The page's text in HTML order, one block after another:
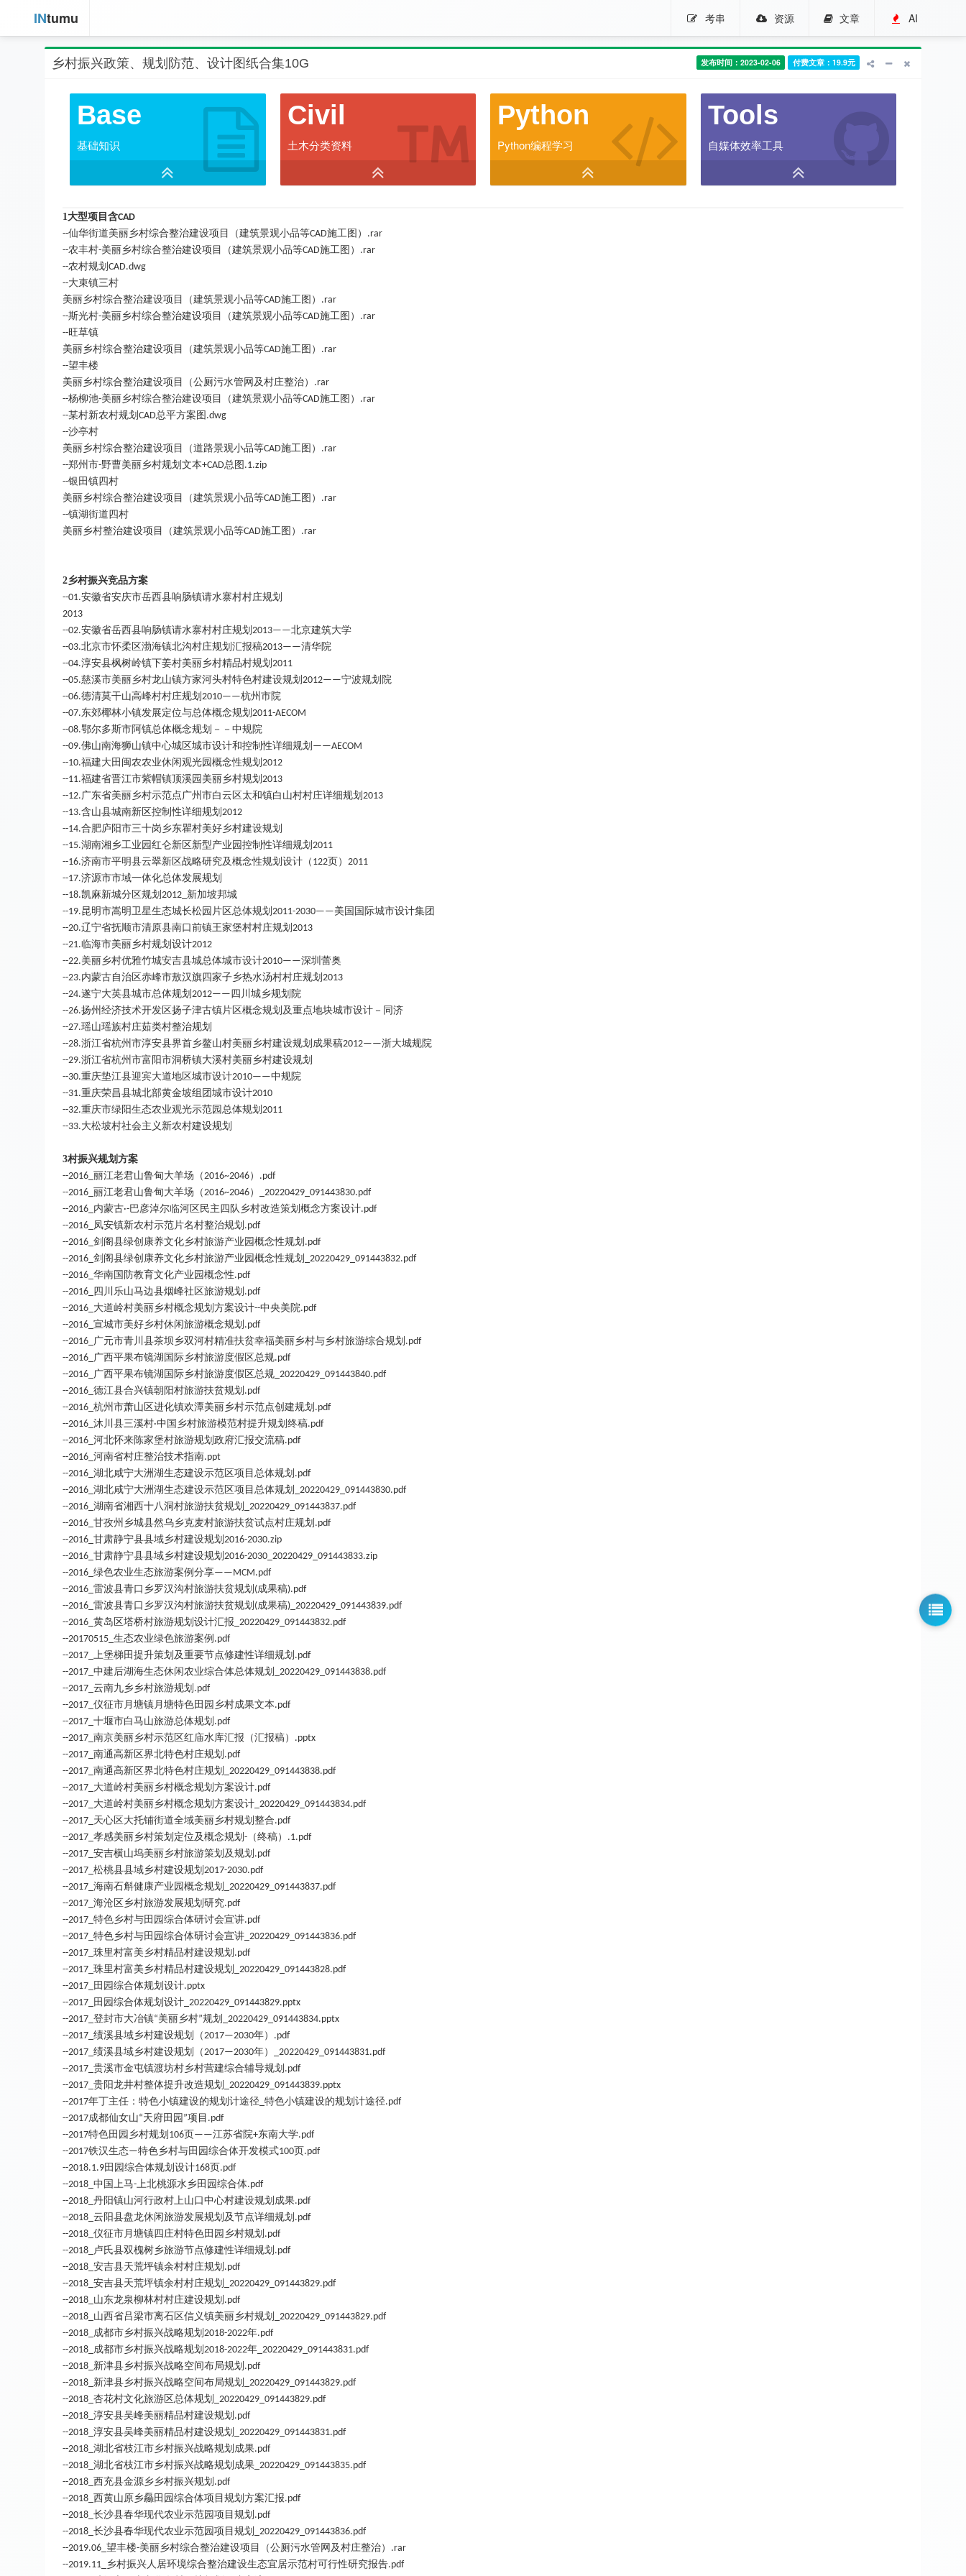
INtumu 考串 资源 文章 AI
乡村振兴政策、规划防范、设计图纸合集10G 发布时间：2023-02-06 付费文章：19.9元
Base
基础知识
Civil
土木分类资料
Python
Python编程学习
Tools
自媒体效率工具
1大型项目含CAD
--仙华街道美丽乡村综合整治建设项目（建筑景观小品等CAD施工图） .rar
--农丰村-美丽乡村综合整治建设项目（建筑景观小品等CAD施工图） .rar
--农村规划 CAD.dwg
--大束镇三村
美丽乡村综合整治建设项目（建筑景观小品等CAD施工图） .rar
--斯光村-美丽乡村综合整治建设项目（建筑景观小品等CAD施工图） .rar
--旺草镇
美丽乡村综合整治建设项目（建筑景观小品等CAD施工图） .rar
--望丰楼
美丽乡村综合整治建设项目（公厕污水管网及村庄整治） .rar
--杨柳池-美丽乡村综合整治建设项目（建筑景观小品等CAD施工图） .rar
--某村新农村规划 CAD总平方案图 .dwg
--沙亭村
美丽乡村综合整治建设项目（道路景观小品等CAD施工图） .rar
--郑州市-野曹美丽乡村规划文本+CAD总图 .1.zip
--银田镇四村
美丽乡村综合整治建设项目（建筑景观小品等CAD施工图） .rar
--镇湖街道四村
美丽乡村整治建设项目（建筑景观小品等CAD施工图） .rar
2乡村振兴竞品方案
--01.安徽省安庆市岳西县响肠镇请水寨村村庄规划
2013
--02.安徽省岳西县响肠镇请水寨村村庄规划 2013——北京建筑大学
--03.北京市怀柔区渤海镇北沟村庄规划汇报稿2013——清华院
--04.淳安县枫树岭镇下姜村美丽乡村精品村规划 2011
--05.慈溪市美丽乡村龙山镇方家河头村特色村建设规划 2012——宁波规划院
--06.德清莫干山高峰村村庄规划 2010——杭州市院
--07.东郊椰林小镇发展定位与总体概念规划 2011-AECOM
--08.鄂尔多斯市阿镇总体概念规划－－中规院
--09.佛山南海狮山镇中心城区城市设计和控制性详细规划 ——AECOM
--10.福建大田闽农农业休闲观光园概念性规划 2012
--11.福建省晋江市紫帽镇顶溪园美丽乡村规划 2013
--12.广东省美丽乡村示范点广州市白云区太和镇白山村村庄详细规划 2013
--13.含山县城南新区控制性详细规划 2012
--14.合肥庐阳市三十岗乡东瞿村美好乡村建设规划
--15.湖南湘乡工业园红仑新区新型产业园控制性详细规划 2011
--16.济南市平明县云翠新区战略研究及概念性规划设计（ 122页） 2011
--17.济源市市域一体化总体发展规划
--18.凯麻新城分区规划 2012_ 新加坡邦城
--19.昆明市嵩明卫星生态城长松园片区总体规划 2011-2030——美国国际城市设计集团
--20.辽宁省抚顺市清原县南口前镇王家堡村村庄规划 2013
--21.临海市美丽乡村规划设计2012
--22.美丽乡村优雅竹城安吉县城总体城市设计2010——深圳蕾奥
--23.内蒙古自治区赤峰市敖汉旗四家子乡热水汤村村庄规划 2013
--24.遂宁大英县城市总体规划 2012—— 四川城乡规划院
--26.扬州经济技术开发区扬子津古镇片区概念规划及重点地块城市设计－同济
--27.瑶山瑶族村庄茹类村整治规划
--28.浙江省杭州市淳安县界首乡鳌山村美丽乡村建设规划成果稿2012——浙大城规院
--29.浙江省杭州市富阳市洞桥镇大溪村美丽乡村建设规划
--30.重庆垫江县迎宾大道地区城市设计2010——中规院
--31.重庆荣昌县城北部黄金坡组团城市设计2010
--32.重庆市绿阳生态农业观光示范园总体规划 2011
--33.大松坡村社会主义新农村建设规划
3村振兴规划方案
--2016_ 丽江老君山鲁甸大羊场（2016~2046） .pdf
--2016_ 丽江老君山鲁甸大羊场（2016~2046）
_20220429_091443830.pdf
--2016_ 内蒙古·-巴彦淖尔临河区民主四队乡村改造策划概念方案设计.pdf
--2016_ 凤安镇新农村示范片名村整治规划 .pdf
--2016_ 剑阁县绿创康养文化乡村旅游产业园概念性规划 .pdf
--2016_ 剑阁县绿创康养文化乡村旅游产业园概念性规划
_20220429_091443832.pdf
--2016_ 华南国防教育文化产业园概念性.pdf
--2016_ 四川乐山马边县烟峰社区旅游规划 .pdf
--2016_ 大道岭村美丽乡村概念规划方案设计--中央美院.pdf
--2016_ 宣城市美好乡村休闲旅游概念规划 .pdf
--2016_ 广元市青川县茶坝乡双河村精准扶贫幸福美丽乡村与乡村旅游综合规划 .pdf
--2016_ 广西平果布镜湖国际乡村旅游度假区总规.pdf
--2016_ 广西平果布镜湖国际乡村旅游度假区总规 _20220429_091443840.pdf
--2016_ 德江县合兴镇朝阳村旅游扶贫规划 .pdf
--2016_ 杭州市萧山区进化镇欢潭美丽乡村示范点创建规划 .pdf
--2016_ 沐川县三溪村·中国乡村旅游模范村提升规划终稿.pdf
--2016_ 河北怀来陈家堡村旅游规划政府汇报交流稿.pdf
--2016_ 河南省村庄整治技术指南.ppt
--2016_ 湖北咸宁大洲湖生态建设示范区项目总体规划 .pdf
--2016_ 湖北咸宁大洲湖生态建设示范区项目总体规划
_20220429_091443830.pdf
--2016_ 湖南省湘西十八洞村旅游扶贫规划
_20220429_091443837.pdf
--2016_ 甘孜州乡城县然乌乡克麦村旅游扶贫试点村庄规划 .pdf
--2016_ 甘肃静宁县县域乡村建设规划 2016-2030.zip
--2016_ 甘肃静宁县县域乡村建设规划 2016-2030_20220429_091443833.zip
--2016_ 绿色农业生态旅游案例分享——MCM.pdf
--2016_ 雷波县青口乡罗汉沟村旅游扶贫规划 (成果稿).pdf
--2016_ 雷波县青口乡罗汉沟村旅游扶贫规划 (成果稿)_20220429_091443839.pdf
--2016_ 黄岛区塔桥村旅游规划设计汇报 _20220429_091443832.pdf
--20170515_ 生态农业绿色旅游案例 .pdf
--2017_ 上堡梯田提升策划及重要节点修建性详细规划 .pdf
--2017_ 中建后湖海生态休闲农业综合体总体规划
_20220429_091443838.pdf
--2017_ 云南九乡乡村旅游规划 .pdf
--2017_ 仪征市月塘镇月塘特色田园乡村成果文本.pdf
--2017_ 十堰市白马山旅游总体规划 .pdf
--2017_ 南京美丽乡村示范区红庙水库汇报（汇报稿） .pptx
--2017_ 南通高新区界北特色村庄规划 .pdf
--2017_ 南通高新区界北特色村庄规划
_20220429_091443838.pdf
--2017_ 大道岭村美丽乡村概念规划方案设计.pdf
--2017_ 大道岭村美丽乡村概念规划方案设计 _20220429_091443834.pdf
--2017_ 天心区大托铺街道全域美丽乡村规划整合.pdf
--2017_ 孝感美丽乡村策划定位及概念规划 - （终稿） .1.pdf
--2017_ 安吉横山坞美丽乡村旅游策划及规划 .pdf
--2017_ 松桃县县域乡村建设规划 2017-2030.pdf
--2017_ 海南石斛健康产业园概念规划
_20220429_091443837.pdf
--2017_ 海沧区乡村旅游发展规划研究.pdf
--2017_ 特色乡村与田园综合体研讨会宣讲.pdf
--2017_ 特色乡村与田园综合体研讨会宣讲 _20220429_091443836.pdf
--2017_ 珠里村富美乡村精品村建设规划 .pdf
--2017_ 珠里村富美乡村精品村建设规划
_20220429_091443828.pdf
--2017_ 田园综合体规划设计.pptx
--2017_ 田园综合体规划设计 _20220429_091443829.pptx
--2017_ 登封市大冶镇“美丽乡村”规划
_20220429_091443834.pptx
--2017_ 绩溪县域乡村建设规划（2017—2030年） .pdf
--2017_ 绩溪县域乡村建设规划（2017—2030年）
_20220429_091443831.pdf
--2017_ 贵溪市金屯镇渡坊村乡村营建综合辅导规划 .pdf
--2017_ 贵阳龙井村整体提升改造规划
_20220429_091443839.pptx
--2017年丁主任：特色小镇建设的规划计途径 特色小镇建设的规划计途径.pdf
--2017成都仙女山“天府田园 ”项目 .pdf
--2017特色田园乡村规划 106页——江苏省院+东南大学.pdf
--2017铁汉生态—特色乡村与田园综合体开发模式100页.pdf
--2018.1.9田园综合体规划设计168页.pdf
--2018_ 中国上马-上北桃源水乡田园综合体.pdf
--2018_ 丹阳镇山河行政村上山口中心村建设规划成果.pdf
--2018_ 云阳县盘龙休闲旅游发展规划及节点详细规划 .pdf
--2018_ 仪征市月塘镇四庄村特色田园乡村规划 .pdf
--2018_ 卢氏县双槐树乡旅游节点修建性详细规划 .pdf
--2018_ 安吉县天荒坪镇余村村庄规划 .pdf
--2018_ 安吉县天荒坪镇余村村庄规划
_20220429_091443829.pdf
--2018_ 山东龙泉柳林村村庄建设规划 .pdf
--2018_ 山西省吕梁市离石区信义镇美丽乡村规划
_20220429_091443829.pdf
--2018_ 成都市乡村振兴战略规划 2018-2022年.pdf
--2018_ 成都市乡村振兴战略规划 2018-2022年 _20220429_091443831.pdf
--2018_ 新津县乡村振兴战略空间布局规划 .pdf
--2018_ 新津县乡村振兴战略空间布局规划
_20220429_091443829.pdf
--2018_ 杏花村文化旅游区总体规划
_20220429_091443829.pdf
--2018_ 淳安县吴峰美丽精品村建设规划 .pdf
--2018_ 淳安县吴峰美丽精品村建设规划
_20220429_091443831.pdf
--2018_ 湖北省枝江市乡村振兴战略规划成果.pdf
--2018_ 湖北省枝江市乡村振兴战略规划成果 _20220429_091443835.pdf
--2018_ 西充县金源乡乡村振兴规划 .pdf
--2018_ 西黄山原乡厵田园综合体项目规划方案汇报.pdf
--2018_ 长沙县春华现代农业示范园项目规划 .pdf
--2018_ 长沙县春华现代农业示范园项目规划
_20220429_091443836.pdf
--2019.06_ 望丰楼-美丽乡村综合整治建设项目（公厕污水管网及村庄整治） .rar
--2019.11_ 乡村振兴人居环境综合整治建设生态宜居示范村可行性研究报告.pdf